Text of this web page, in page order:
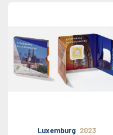
Luxemburg 2023